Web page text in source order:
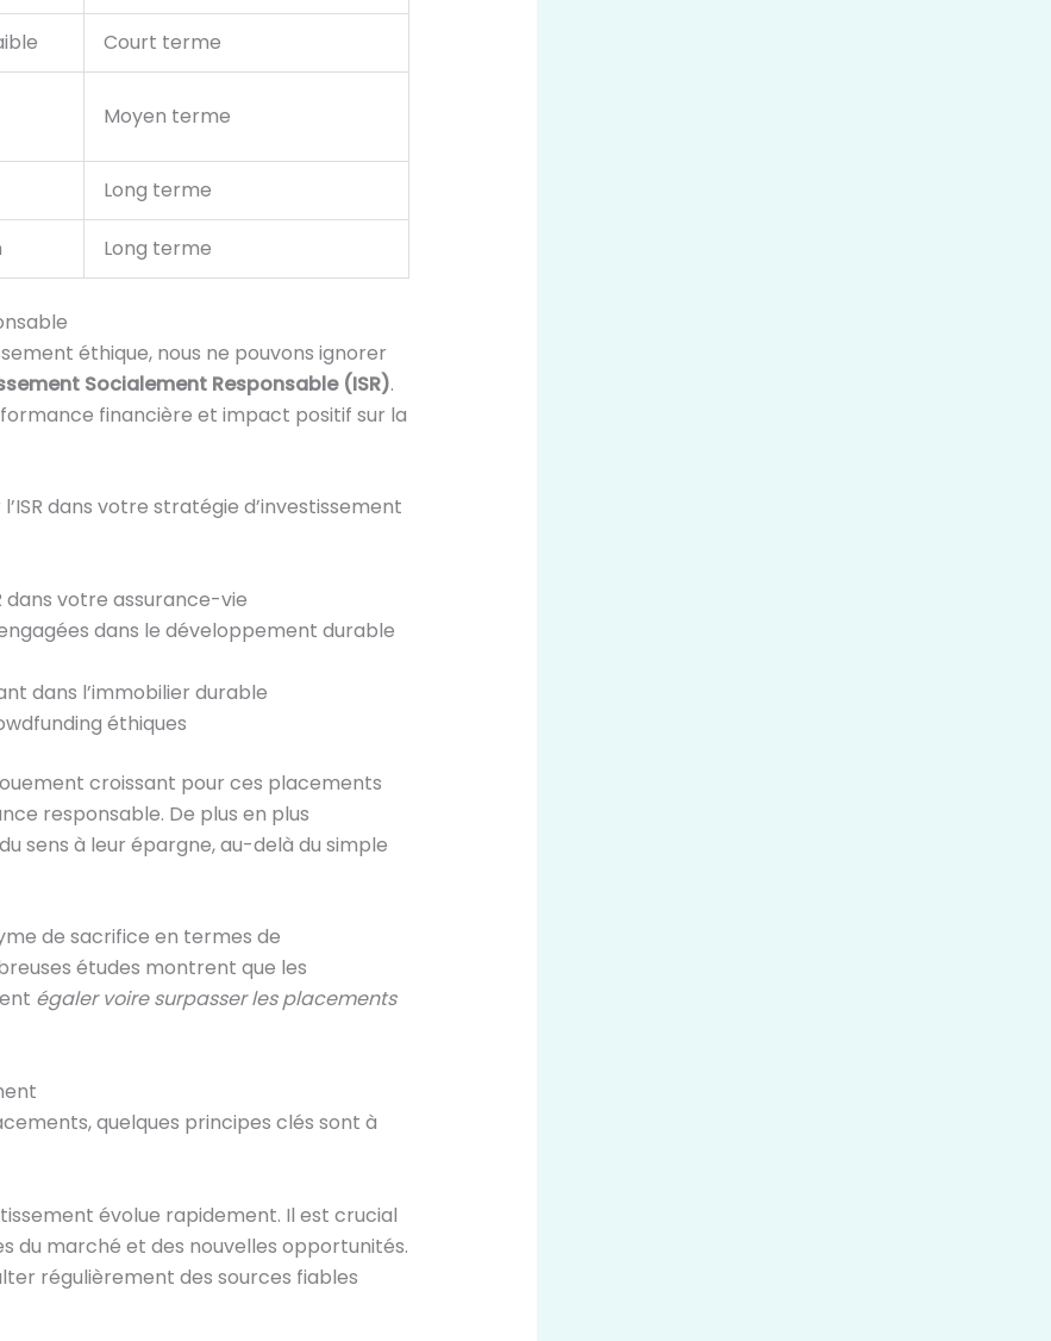
Court terme
Moyen terme
Long terme
Long terme
éthique, nous ne pouvons ignorer
Socialement Responsable (ISR).
financière et impact positif sur la
dans votre stratégie d’investissement
dans votre assurance-vie
dans le développement durable
dans l’immobilier durable
éthiques
croissant pour ces placements
responsable. De plus en plus
sens à leur épargne, au-delà du simple
de sacrifice en termes de
études montrent que les
égaler voire surpasser les placements
quelques principes clés sont à
évolue rapidement. Il est crucial
du marché et des nouvelles opportunités.
régulièrement des sources fiables